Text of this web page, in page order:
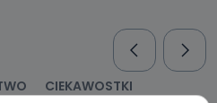
CIEKAWOSTKI